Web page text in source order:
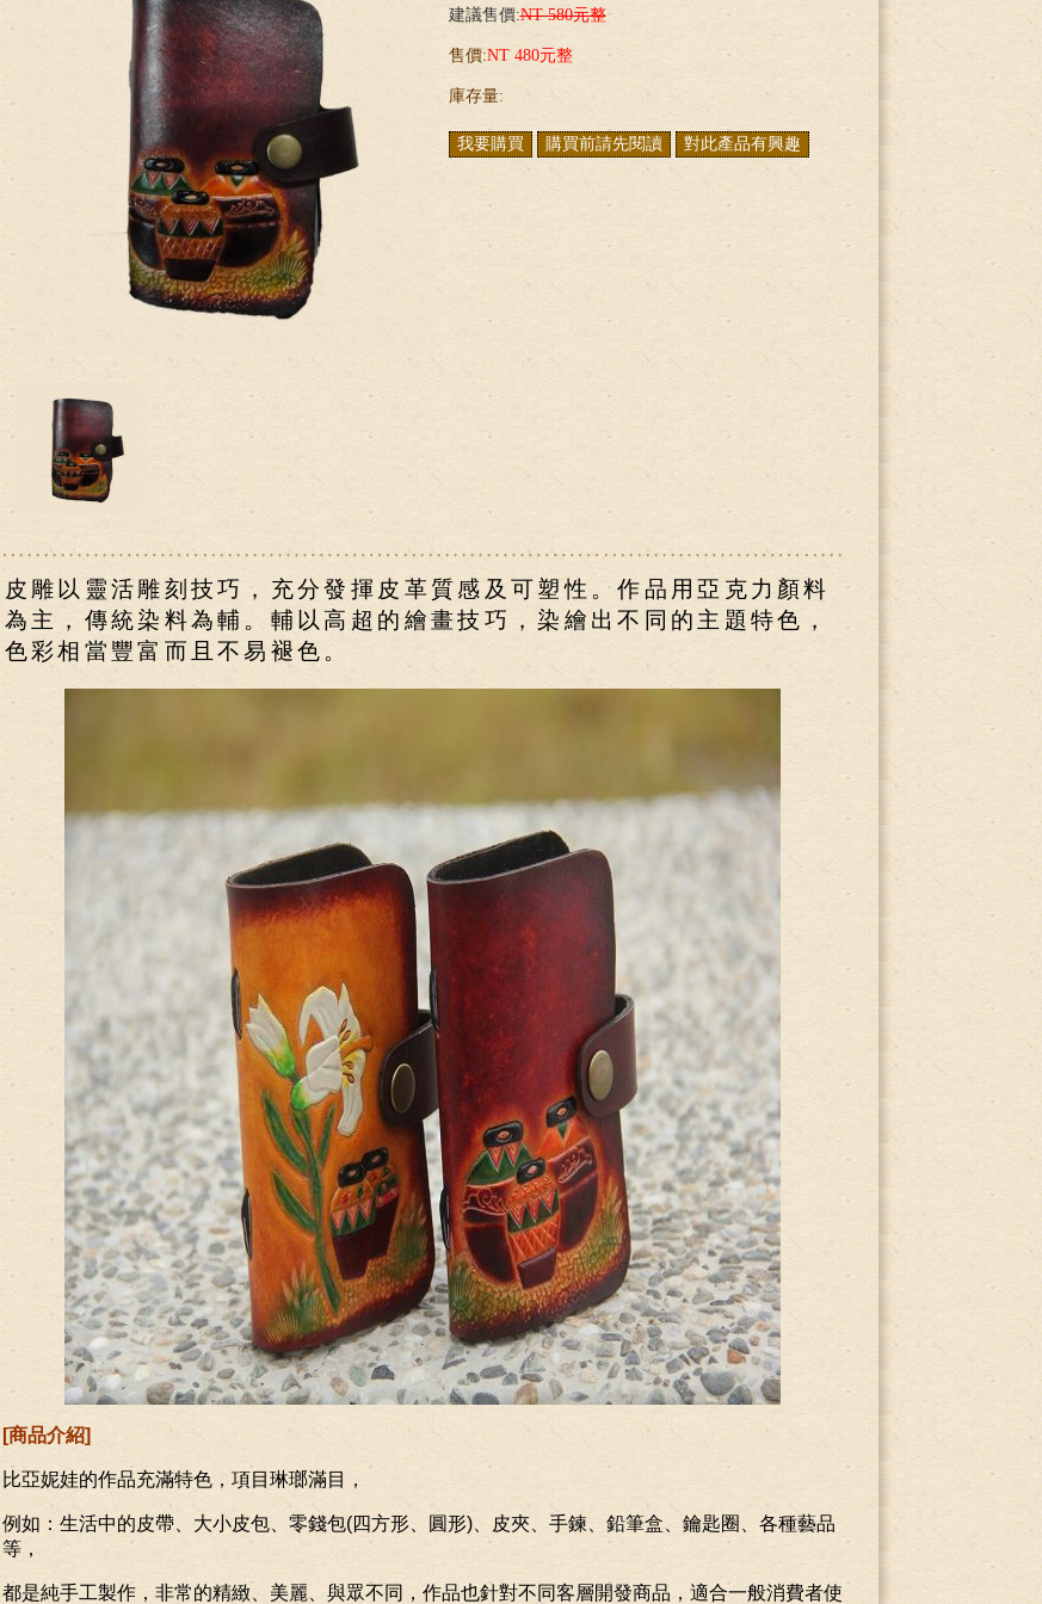
建議售價:NT 580元整
售價:NT 480元整
庫存量:
皮雕以靈活雕刻技巧，充分發揮皮革質感及可塑性。作品用亞克力顏料
為主，傳統染料為輔。輔以高超的繪畫技巧，染繪出不同的主題特色，
色彩相當豐富而且不易褪色。
[商品介紹]
比亞妮娃的作品充滿特色，項目琳瑯滿目，
例如：生活中的皮帶、大小皮包、零錢包(四方形、圓形)、皮夾、手鍊、鉛筆盒、鑰匙圈、各種藝品
等，
都是純手工製作，非常的精緻、美麗、與眾不同，作品也針對不同客層開發商品，適合一般消費者使